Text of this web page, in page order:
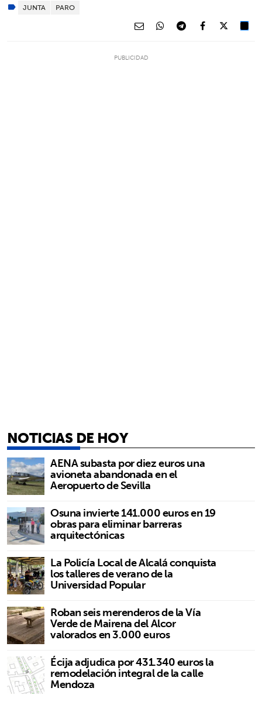
JUNTA PARO
NOTICIAS DE HOY
AENA subasta por diez euros una
avioneta abandonada en el
Aeropuerto de Sevilla
Osuna invierte 141.000 euros en 19
obras para eliminar barreras
arquitectónicas
La Policía Local de Alcalá conquista
los talleres de verano de la
Universidad Popular
Roban seis merenderos de la Vía
Verde de Mairena del Alcor
valorados en 3.000 euros
Écija adjudica por 431.340 euros la
remodelación integral de la calle
Mendoza